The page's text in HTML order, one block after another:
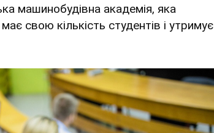
машинобудівна академія, яка
свою кількість студентів і утримує